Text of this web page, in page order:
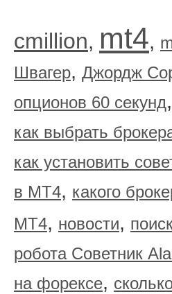
cmillion, mt4,
Швагер, Джордж
опционов 60 секунд,
как выбрать
как установить
в МТ4, какого
МТ4, новости,
робота Советник
на форексе,